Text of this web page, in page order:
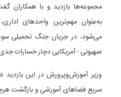
مجموعه‌ها بازدید و با همکاران
به‌عنوان مهم‌ترین واحدهای
می‌شود، در جریان جنگ تحمیلی
صهیونی - آمریکایی دچار خسارات
وزیر آموزش‌وپرورش در این
سریع فضاهای آموزشی و بازگشت